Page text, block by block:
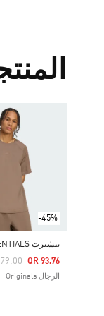
-45%
تيشيرت PREMIUM ESSENTIALS
From QR 93.76
الرجال Originals